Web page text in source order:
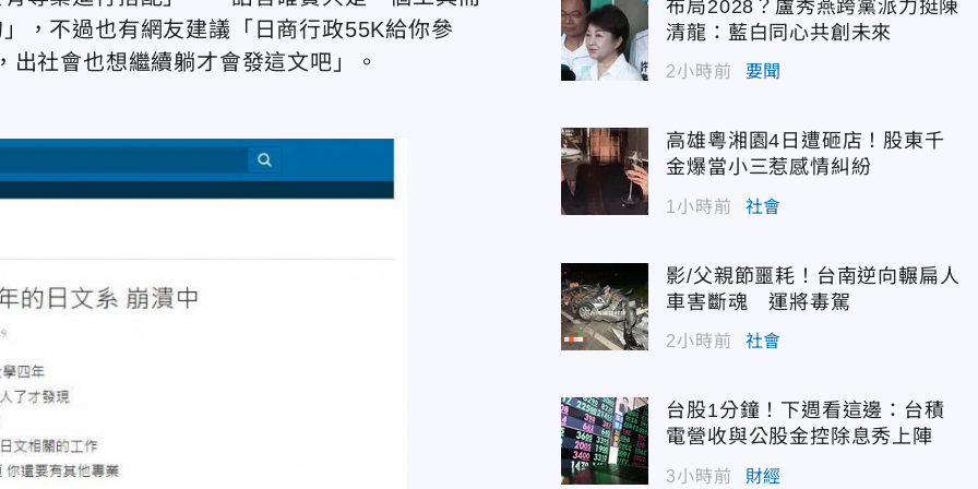
，不過也有網友建議「日商行政55K給你參
社會也想繼續躺才會發這文吧」。
布局2028？盧秀燕跨黨派力挺陳
清龍：藍白同心共創未來
2小時前 要聞
高雄粵湘園4日遭砸店！股東千
金爆當小三惹感情糾紛
1小時前 社會
影/父親節噩耗！台南逆向輾扁人
車害斷魂 運將毒駕
2小時前 社會
台股1分鐘！下週看這邊：台積
電營收與公股金控除息秀上陣
3小時前 財經